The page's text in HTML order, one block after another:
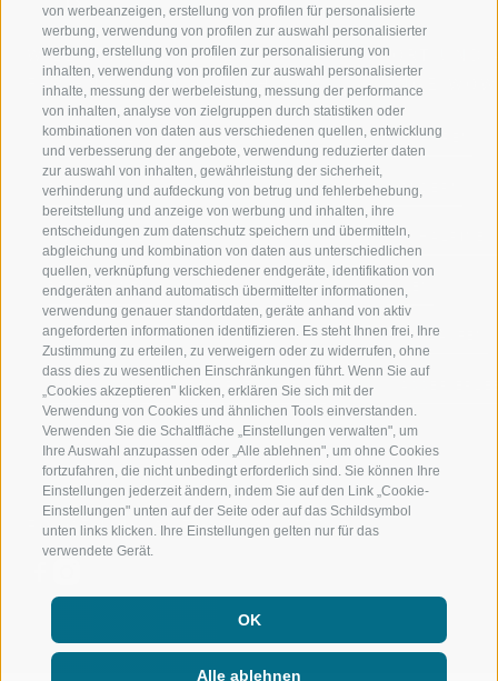
von werbeanzeigen, erstellung von profilen für personalisierte
werbung, verwendung von profilen zur auswahl personalisierter
werbung, erstellung von profilen zur personalisierung von
inhalten, verwendung von profilen zur auswahl personalisierter
inhalte, messung der werbeleistung, messung der performance
von inhalten, analyse von zielgruppen durch statistiken oder
kombinationen von daten aus verschiedenen quellen, entwicklung
und verbesserung der angebote, verwendung reduzierter daten
zur auswahl von inhalten, gewährleistung der sicherheit,
verhinderung und aufdeckung von betrug und fehlerbehebung,
bereitstellung und anzeige von werbung und inhalten, ihre
entscheidungen zum datenschutz speichern und übermitteln,
abgleichung und kombination von daten aus unterschiedlichen
quellen, verknüpfung verschiedener endgeräte, identifikation von
endgeräten anhand automatisch übermittelter informationen,
verwendung genauer standortdaten, geräte anhand von aktiv
angeforderten informationen identifizieren. Es steht Ihnen frei, Ihre
Zustimmung zu erteilen, zu verweigern oder zu widerrufen, ohne
dass dies zu wesentlichen Einschränkungen führt. Wenn Sie auf
„Cookies akzeptieren" klicken, erklären Sie sich mit der
Verwendung von Cookies und ähnlichen Tools einverstanden.
Verwenden Sie die Schaltfläche „Einstellungen verwalten", um
Ihre Auswahl anzupassen oder „Alle ablehnen", um ohne Cookies
fortzufahren, die nicht unbedingt erforderlich sind. Sie können Ihre
Einstellungen jederzeit ändern, indem Sie auf den Link „Cookie-
Einstellungen" unten auf der Seite oder auf das Schildsymbol
unten links klicken. Ihre Einstellungen gelten nur für das
verwendete Gerät.
OK
Alle ablehnen
WILLKOMMEN IN DER
FERIENREGION RATSCHINGS
JAUFENTAL
RATSCHINGS
RIDNAUNTAL
BERGBAHNEN
SKISCHULE RATSCHINGS
LUISL'S SKISCHULE IN RATSCHINGS
SPORT UND
MENGE
SKIFAHREN
WANDERN
HOCHALPINE
BIKEN
LANGLAUFEN
FOLGE UNS AUF SOCIAL MEDIA